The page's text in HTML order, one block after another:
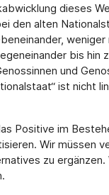
dieses
den alten
weniger
bis hin
und
ist nicht
Positive im
Wir müssen
zu ergänzen.